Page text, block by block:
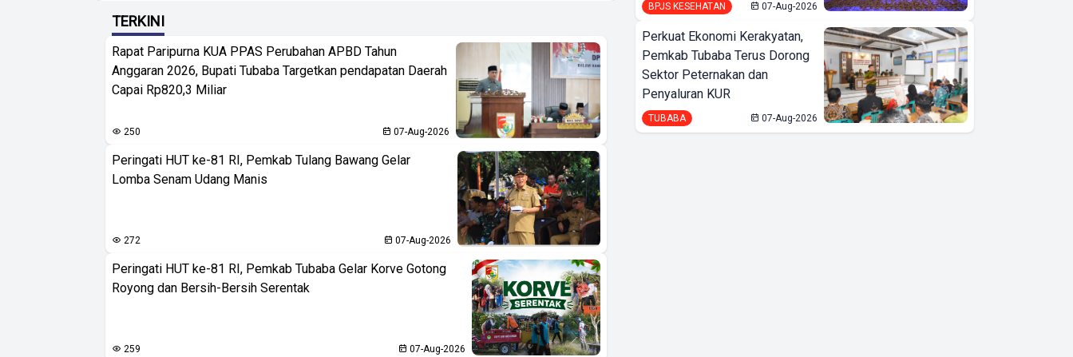
TERKINI
Rapat Paripurna KUA PPAS Perubahan APBD Tahun
Anggaran 2026, Bupati Tubaba Targetkan pendapatan Daerah
Capai Rp820,3 Miliar
250 07-Aug-2026
Peringati HUT ke-81 RI, Pemkab Tulang Bawang Gelar
Lomba Senam Udang Manis
272 07-Aug-2026
Peringati HUT ke-81 RI, Pemkab Tubaba Gelar Korve Gotong
Royong dan Bersih-Bersih Serentak
259 07-Aug-2026
BPJS KESEHATAN 07-Aug-2026
Perkuat Ekonomi Kerakyatan,
Pemkab Tubaba Terus Dorong
Sektor Peternakan dan
Penyaluran KUR
TUBABA 07-Aug-2026